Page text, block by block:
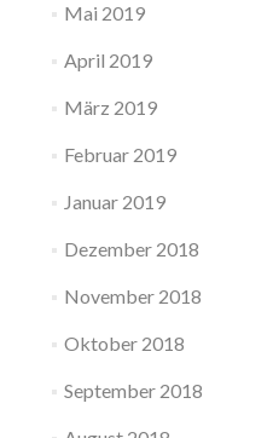
Mai 2019
April 2019
März 2019
Februar 2019
Januar 2019
Dezember 2018
November 2018
Oktober 2018
September 2018